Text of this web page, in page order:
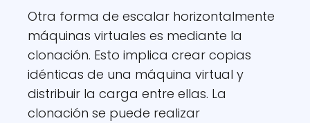
Otra forma de escalar horizontalmente
máquinas virtuales es mediante la
clonación. Esto implica crear copias
idénticas de una máquina virtual y
distribuir la carga entre ellas. La
clonación se puede realizar